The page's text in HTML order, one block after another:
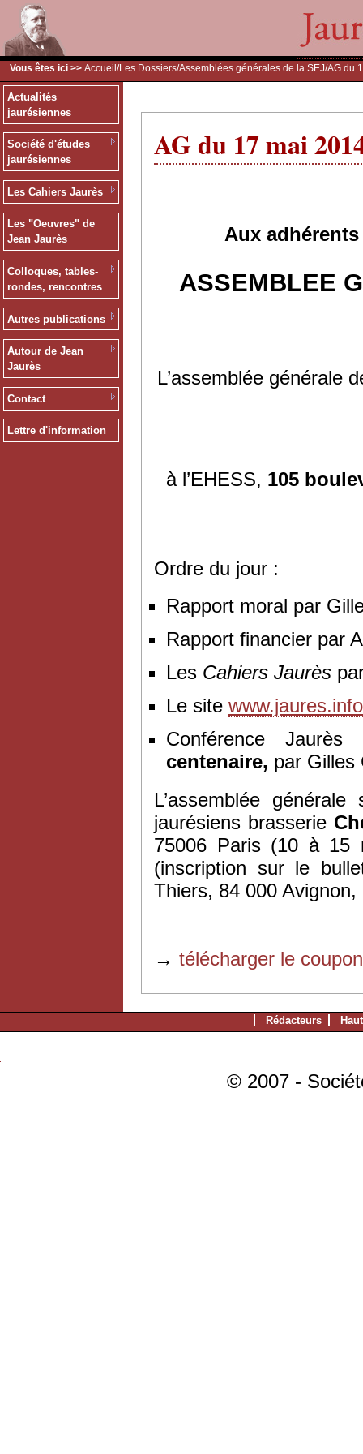
Vous êtes ici >> Accueil /Les Dossiers/Assemblées générales de la SEJ/AG du
Actualités
jaurésiennes
Société d'études
jaurésiennes
Les Cahiers Jaurès
Les "Oeuvres" de
Jean Jaurès
Colloques, tables-
rondes, rencontres
Autres publications
Autour de Jean
Jaurès
Contact
Lettre d'information
AG du 17 mai
Aux
ASSEMBLEE
L’assemblée générale
à l’EHESS, 105
Ordre du jour :
Rapport moral par
Rapport financier par
Les Cahiers Jaurès
Le site www.jaures.info
Conférence Jaurès
centenaire, par Gilles
L’assemblée
jaurésiens brasserie
75006 Paris (10 à
(inscription sur le
Thiers, 84 000 Avignon,
→ télécharger le
Rédacteurs
© 2007 -